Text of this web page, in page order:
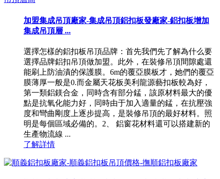
加盟集成吊頂廠家-集成吊頂鋁扣板發廠家-鋁扣板增加
集成吊頂層 ...
選擇怎樣的鋁扣板吊頂品牌：首先我們先了解為什么要
選擇品牌鋁扣吊頂做加盟。此外，在裝修吊頂間隙處還
能刷上防油漬的保護膜。6m的覆亞膜板才，她們的覆亞
膜薄厚一般是0.而金屬天花板美利龍源藝扣板較為好，
第一類鋁鎂合金，同時含有部分錳，該原材料最大的優
點是抗氧化能力好，同時由于加入適量的錳，在抗壓強
度和彎曲剛度上逐步提高，是裝修吊頂的最好材料。照
明是每個區域必備的。2、 鋁窗花材料還可以搭建新的
生產物流線 ...
了解詳情